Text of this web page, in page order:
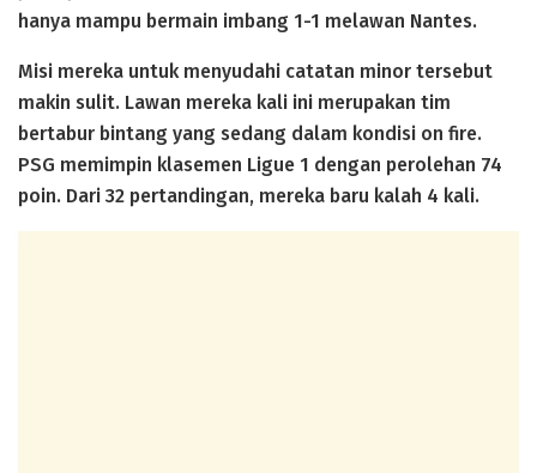
hanya mampu bermain imbang 1-1 melawan Nantes.
Misi mereka untuk menyudahi catatan minor tersebut
makin sulit. Lawan mereka kali ini merupakan tim
bertabur bintang yang sedang dalam kondisi on fire.
PSG memimpin klasemen Ligue 1 dengan perolehan 74
poin. Dari 32 pertandingan, mereka baru kalah 4 kali.